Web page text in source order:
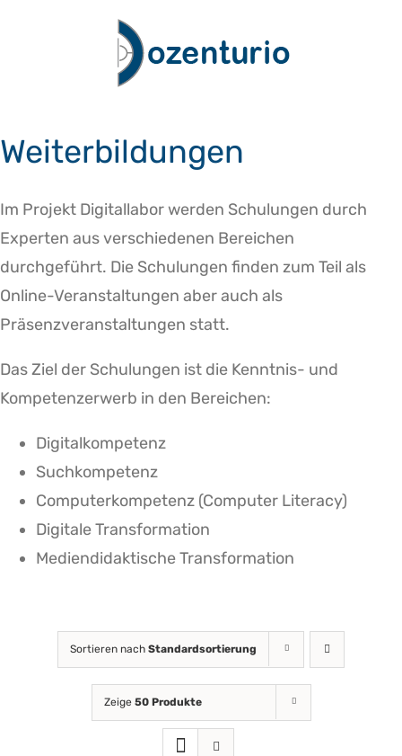
Weiterbildungen
Im Projekt Digitallabor werden Schulungen durch
Experten aus verschiedenen Bereichen
durchgeführt. Die Schulungen finden zum Teil als
Online-Veranstaltungen aber auch als
Präsenzveranstaltungen statt.
Das Ziel der Schulungen ist die Kenntnis- und
Kompetenzerwerb in den Bereichen:
Digitalkompetenz
Suchkompetenz
Computerkompetenz (Computer Literacy)
Digitale Transformation
Mediendidaktische Transformation
Sortieren nach Standardsortierung
Zeige 50 Produkte